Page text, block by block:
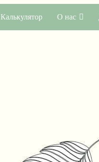
Калькулятор О нас